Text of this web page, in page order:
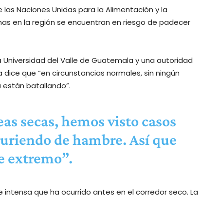
Naciones Unidas para la Alimentación y la
en la región se encuentran en riesgo de padecer
del Valle de Guatemala y una autoridad
que “en circunstancias normales, sin ningún
están batallando”.
secas, hemos visto casos
de hambre. Así que
extremo”.
que ha ocurrido antes en el corredor seco. La